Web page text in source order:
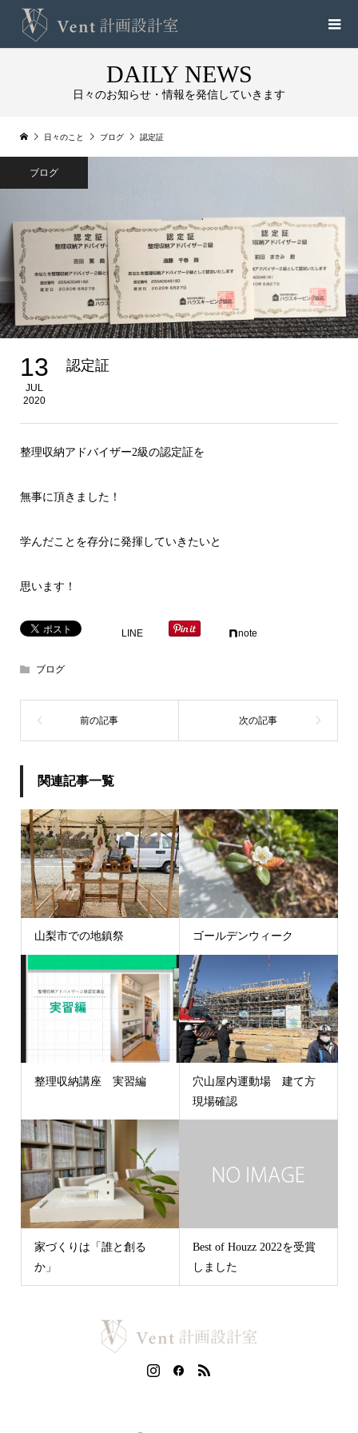
DAILY NEWS
日々のお知らせ・情報を発信していきます
日々のこと ブログ 認定証
ブログ
13
JUL
2020
認定証
整理収納アドバイザー2級の認定証を
無事に頂きました！
学んだことを存分に発揮していきたいと
思います！
LINE note
ブログ
関連記事一覧
山梨市での地鎮祭 ゴールデンウィーク
整理収納講座 実習編
穴山屋内運動場 建て方
現場確認
家づくりは「誰と創る
か」
Best of Houzz 2022を受賞
しました